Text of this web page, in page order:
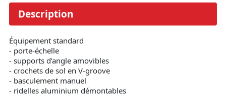
Description
Équipement standard
- porte-échelle
- supports d’angle amovibles
- crochets de sol en V-groove
- basculement manuel
- ridelles aluminium démontables